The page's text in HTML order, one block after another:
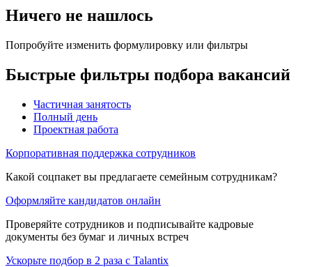
Ничего не нашлось
Попробуйте изменить формулировку или фильтры
Быстрые фильтры подбора вакансий
Частичная занятость
Полный день
Проектная работа
Корпоративная поддержка сотрудников
Какой соцпакет вы предлагаете семейным сотрудникам?
Оформляйте кандидатов онлайн
Проверяйте сотрудников и подписывайте кадровые
документы без бумаг и личных встреч
Ускорьте подбор в 2 раза с Talantix